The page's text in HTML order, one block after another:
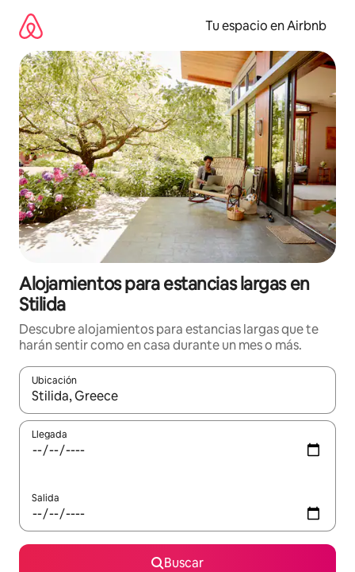
contenido
Tu espacio en Airbnb
Alojamientos para estancias largas en
Stilida
Descubre alojamientos para estancias largas que te
harán sentir como en casa durante un mes o más.
Ubicación
Cuando los resultados estén disponibles, podrás navegar
Llegada
Salida
Buscar